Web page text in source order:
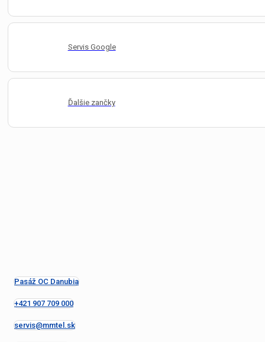
Servis Google
Ďalšie zančky
Pasáž OC Danubia
+421 907 709 000
servis@mmtel.sk